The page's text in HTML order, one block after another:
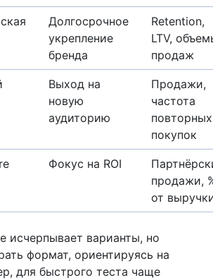
Долгосрочное
укрепление
бренда
Retention,
LTV,
продаж
Выход на
новую
аудиторию
Продажи,
частота
повторных
покупок
Фокус на ROI
продажи,
от
исчерпывает варианты, но
формат, ориентируясь на
для быстрого теста чаще